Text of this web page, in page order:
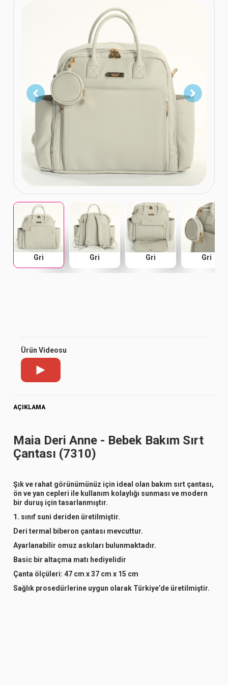
Gri Gri Gri Gri
Ürün Videosu
AÇIKLAMA
Maia Deri Anne - Bebek Bakım Sırt
Çantası (7310)
Şık ve rahat görünümünüz için ideal olan bakım sırt çantası,
ön ve yan cepleri ile kullanım kolaylığı sunması ve modern
bir duruş için tasarlanmıştır.
1. sınıf suni deriden üretilmiştir.
Deri termal biberon çantası mevcuttur.
Ayarlanabilir omuz askıları bulunmaktadır.
Basic bir altaçma matı hediyelidir
Çanta ölçüleri:47 cm x 37 cm x 15 cm
Sağlık prosedürlerine uygun olarak Türkiye’de üretilmiştir.